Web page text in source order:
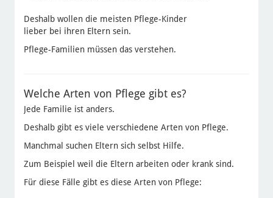
Deshalb wollen die meisten Pflege-Kinder
lieber bei ihren Eltern sein.
Pflege-Familien müssen das verstehen.
Welche Arten von Pflege gibt es?
Jede Familie ist anders.
Deshalb gibt es viele verschiedene Arten von Pflege.
Manchmal suchen Eltern sich selbst Hilfe.
Zum Beispiel weil die Eltern arbeiten oder krank sind.
Für diese Fälle gibt es diese Arten von Pflege: